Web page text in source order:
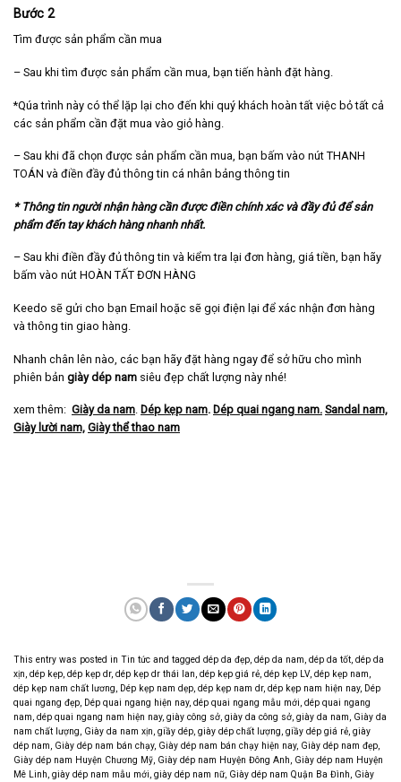
Bước 2
Tìm được sản phẩm cần mua
– Sau khi tìm được sản phẩm cần mua, bạn tiến hành đặt hàng.
*Qúa trình này có thể lặp lại cho đến khi quý khách hoàn tất việc bỏ tất cả
các sản phẩm cần đặt mua vào giỏ hàng.
– Sau khi đã chọn được sản phẩm cần mua, bạn bấm vào nút THANH
TOÁN và điền đầy đủ thông tin cá nhân bảng thông tin
* Thông tin người nhận hàng cần được điền chính xác và đầy đủ để sản
phẩm đến tay khách hàng nhanh nhất.
– Sau khi điền đầy đủ thông tin và kiểm tra lại đơn hàng, giá tiền, bạn hãy
bấm vào nút HOÀN TẤT ĐƠN HÀNG
Keedo sẽ gửi cho bạn Email hoặc sẽ gọi điện lại để xác nhận đơn hàng
và thông tin giao hàng.
Nhanh chân lên nào, các bạn hãy đặt hàng ngay để sở hữu cho mình
phiên bản giày dép nam siêu đẹp chất lượng này nhé!
xem thêm: Giày da nam. Dép kẹp nam. Dép quai ngang nam. Sandal nam,
Giày lười nam, Giày thể thao nam
This entry was posted in Tin tức and tagged dép da đẹp, dép da nam, dép da tốt, dép da
xịn, dép kẹp, dép kẹp dr, dép kẹp dr thái lan, dép kẹp giá rẻ, dép kẹp LV, dép kẹp nam,
dép kẹp nam chất lương, Dép kẹp nam dẹp, dép kẹp nam dr, dép kẹp nam hiện nay, Dép
quai ngang đẹp, Dép quai ngang hiện nay, dép quai ngang mẫu mới, dép quai ngang
nam, dép quai ngang nam hiện nay, giày công sở, giày da công sở, giày da nam, Giày da
nam chất lượng, Giày da nam xịn, giầy dép, giày dép chất lượng, giầy dép giá rẻ, giày
dép nam, Giày dép nam bán chạy, Giày dép nam bán chạy hiện nay, Giày dép nam đẹp,
Giày dép nam Huyện Chương Mỹ, Giày dép nam Huyện Đông Anh, Giày dép nam Huyện
Mê Linh, giày dép nam mẫu mới, giày dép nam nữ, Giày dép nam Quận Ba Đình, Giày